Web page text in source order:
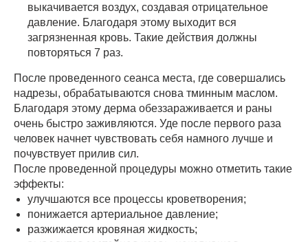
выкачивается воздух, создавая отрицательное
давление. Благодаря этому выходит вся
загрязненная кровь. Такие действия должны
повторяться 7 раз.
После проведенного сеанса места, где совершались
надрезы, обрабатываются снова тминным маслом.
Благодаря этому дерма обеззараживается и раны
очень быстро заживляются. Уде после первого раза
человек начнет чувствовать себя намного лучше и
почувствует прилив сил.
После проведенной процедуры можно отметить такие
эффекты:
улучшаются все процессы кроветворения;
понижается артериальное давление;
разжижается кровяная жидкость;